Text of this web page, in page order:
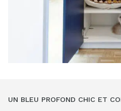
UN BLEU PROFOND CHIC ET